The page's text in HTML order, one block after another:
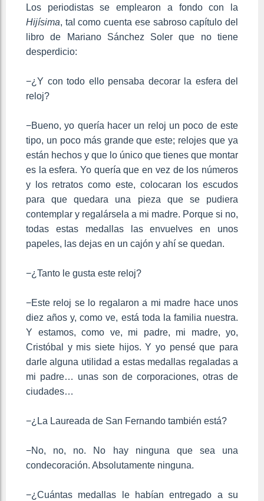
Los periodistas se emplearon a fondo con la
Hijísima, tal como cuenta ese sabroso capítulo del
libro de Mariano Sánchez Soler que no tiene
desperdicio:
−¿Y con todo ello pensaba decorar la esfera del
reloj?
−Bueno, yo quería hacer un reloj un poco de este
tipo, un poco más grande que este; relojes que ya
están hechos y que lo único que tienes que montar
es la esfera. Yo quería que en vez de los números
y los retratos como este, colocaran los escudos
para que quedara una pieza que se pudiera
contemplar y regalársela a mi madre. Porque si no,
todas estas medallas las envuelves en unos
papeles, las dejas en un cajón y ahí se quedan.
−¿Tanto le gusta este reloj?
−Este reloj se lo regalaron a mi madre hace unos
diez años y, como ve, está toda la familia nuestra.
Y estamos, como ve, mi padre, mi madre, yo,
Cristóbal y mis siete hijos. Y yo pensé que para
darle alguna utilidad a estas medallas regaladas a
mi padre… unas son de corporaciones, otras de
ciudades…
−¿La Laureada de San Fernando también está?
−No, no, no. No hay ninguna que sea una
condecoración. Absolutamente ninguna.
−¿Cuántas medallas le habían entregado a su